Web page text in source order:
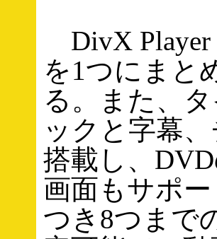
DivX Player
を1つにまと
る。また、
ックと字幕
搭載し、
画面もサポ
つき8つまで